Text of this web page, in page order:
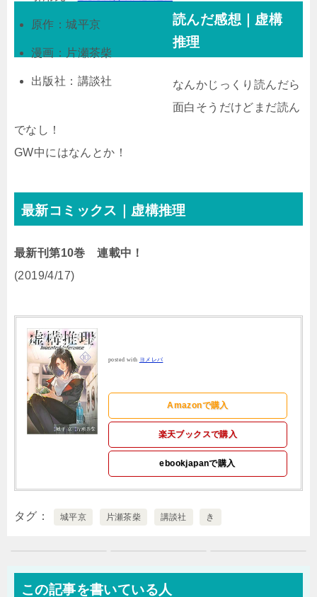
原作：城平京
漫画：片瀬茶柴
出版社：講談社
読んだ感想｜虚構
推理
なんかじっくり読んだら
面白そうだけどまだ読ん
でなし！
GW中にはなんとか！
最新コミックス｜虚構推理
最新刊第10巻 連載中！
(2019/4/17)
posted with ヨメレバ
Amazonで購入
楽天ブックスで購入
ebookjapanで購入
タグ 城平京 片瀬茶柴 講談社 き
この記事を書いている人